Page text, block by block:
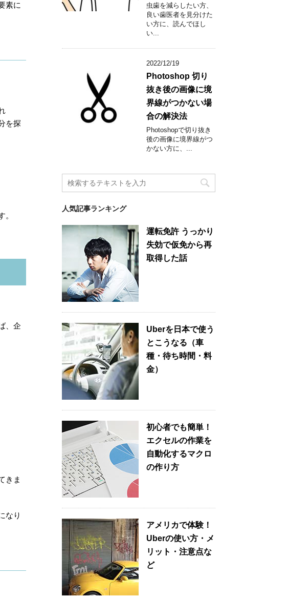
素に
を探
、企
きま
なり
虫歯を減らしたい方、
良い歯医者を見分けた
い方に、読んでほし
い...
2022/12/19
Photoshop 切り
抜き後の画像に境
界線がつかない場
合の解決法
Photoshopで切り抜き
後の画像に境界線がつ
かない方に、...
人気記事ランキング
運転免許 うっかり
失効で仮免から再
取得した話
Uberを日本で使う
とこうなる（車
種・待ち時間・料
金）
初心者でも簡単！
エクセルの作業を
自動化するマクロ
の作り方
アメリカで体験！
Uberの使い方・メ
リット・注意点な
ど